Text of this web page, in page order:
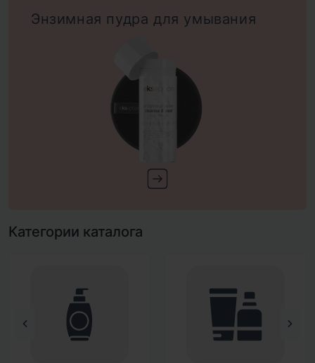
Энзимная пудра для умывания
Категории каталога